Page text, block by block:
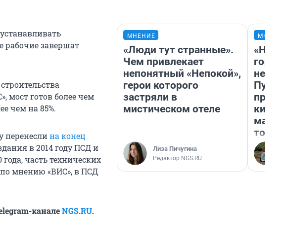
завершат
мост готов более чем
чем на 85%.
перенеслина конец
в 2014 году ПСД и
часть технических
мнению «ВИС», в ПСД
каналеNGS.RU.
МНЕНИЕ
«Люди тут странные».
Чем привлекает
непонятный «Непокой»,
герои которого
застряли в
мистическом отеле
Лиза Пичугина
Редактор NGS.RU
«Нет
того